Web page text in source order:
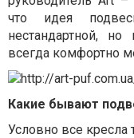
что идея
нестандартной,
всегда комфортно
Какие бывают
Условно все кресла